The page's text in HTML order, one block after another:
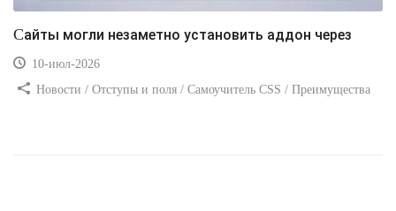
Сайты могли незаметно установить аддон через
10-июл-2026
Новости / Отступы и поля / Самоучитель CSS / Преимущества